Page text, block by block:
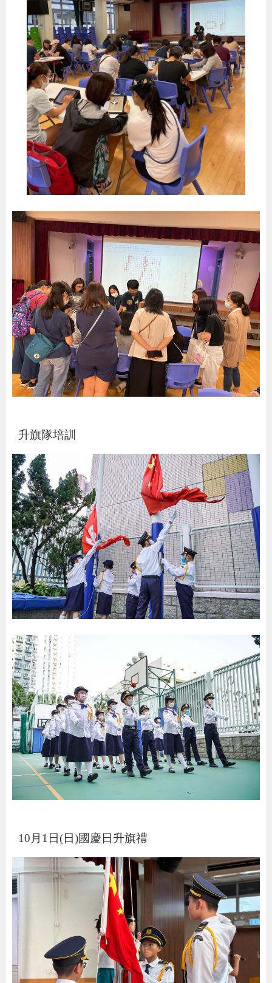
升旗隊培訓
10 月 1 日(日)國慶日升旗禮